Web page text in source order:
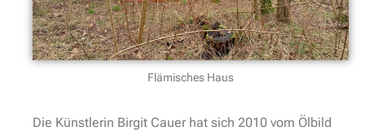
Flämisches Haus
Die Künstlerin Birgit Cauer hat sich 2010 vom Ölbild